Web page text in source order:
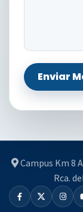
Enviar
Campus Km 8
Rca.